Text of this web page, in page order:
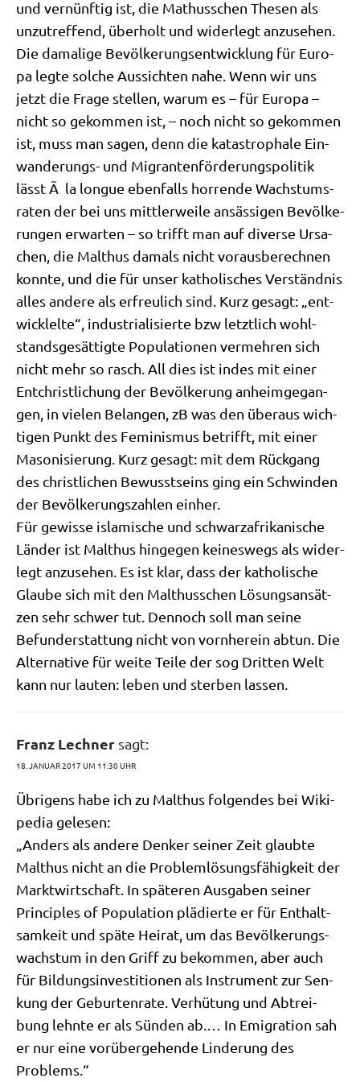
und ver­nünf­tig ist, die Mathus­schen The­sen als
unzu­tref­fend, über­holt und wider­legt anzu­se­hen.
Die dama­li­ge Bevöl­ke­rungs­ent­wick­lung für Euro­
pa leg­te sol­che Aus­sich­ten nahe. Wenn wir uns
jetzt die Fra­ge stel­len, war­um es – für Euro­pa –
nicht so gekom­men ist, – noch nicht so gekom­men
ist, muss man sagen, denn die kata­stro­pha­le Ein­
wan­de­rungs- und Migran­ten­för­de­rungs­po­li­tik
lässt Ã la longue eben­falls hor­ren­de Wachs­tums­
ra­ten der bei uns mitt­ler­wei­le ansäs­si­gen Bevöl­ke­
run­gen erwar­ten – so trifft man auf diver­se Ursa­
chen, die Mal­thus damals nicht vor­aus­be­rech­nen
konn­te, und die für unser katho­li­sches Ver­ständ­nis
alles ande­re als erfreu­lich sind. Kurz gesagt: „ent­
wick­lel­te“, indu­stria­li­sier­te bzw letzt­lich wohl­
stands­ge­sät­tig­te Popu­la­tio­nen ver­meh­ren sich
nicht mehr so rasch. All dies ist indes mit einer
Ent­christ­li­chung der Bevöl­ke­rung anheim­ge­gan­
gen, in vie­len Belan­gen, zB was den über­aus wich­
ti­gen Punkt des Femi­nis­mus betrifft, mit einer
Maso­ni­sie­rung. Kurz gesagt: mit dem Rück­gang
des christ­li­chen Bewusst­seins ging ein Schwin­den
der Bevöl­ke­rungs­zah­len einher.
Für gewis­se isla­mi­sche und schwarz­afri­ka­ni­sche
Län­der ist Mal­thus hin­ge­gen kei­nes­wegs als wider­
legt anzu­se­hen. Es ist klar, dass der katho­li­sche
Glau­be sich mit den Mal­thus­schen Lösungs­an­sät­
zen sehr schwer tut. Den­noch soll man sei­ne
Befun­d­er­stat­tung nicht von vorn­her­ein abtun. Die
Alter­na­ti­ve für wei­te Tei­le der sog Drit­ten Welt
kann nur lau­ten: leben und ster­ben lassen.
Franz Lechner sagt:
18. JANUAR 2017 UM 11:30 UHR
Übri­gens habe ich zu Mal­thus fol­gen­des bei Wiki­
pe­dia gelesen:
„Anders als ande­re Den­ker sei­ner Zeit glaub­te
Mal­thus nicht an die Pro­blem­lö­sungs­fä­hig­keit der
Markt­wirt­schaft. In spä­te­ren Aus­ga­ben sei­ner
Prin­ci­ples of Popu­la­ti­on plä­dier­te er für Ent­halt­
sam­keit und spä­te Hei­rat, um das Bevöl­ke­rungs­
wachs­tum in den Griff zu bekom­men, aber auch
für Bil­dungs­in­ve­sti­tio­nen als Instru­ment zur Sen­
kung der Gebur­ten­ra­te. Ver­hü­tung und Abtrei­
bung lehn­te er als Sün­den ab.… In Emi­gra­ti­on sah
er nur eine vor­über­ge­hen­de Lin­de­rung des
Problems.“